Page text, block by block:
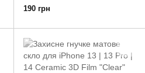
Matt
190 грн